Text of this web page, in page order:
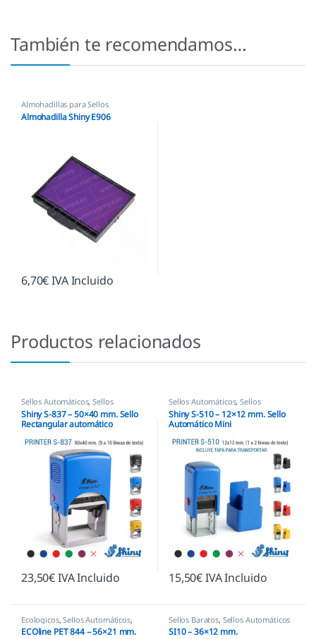
También te recomendamos…
Almohadillas para Sellos
Automáticos ,Almohadillas Shiny
Almohadilla Shiny E906
6,70€IVA Incluido
Productos relacionados
Sellos Automáticos,Sellos
empresas,Shiny
Shiny S-837 – 50×40 mm. Sello
Rectangular automático
23,50€IVA Incluido
Sellos Automáticos,Sellos
empresas,Shiny
Shiny S-510 – 12×12 mm. Sello
Automático Mini
15,50€IVA Incluido
Ecologicos,Sellos Automáticos,
Shiny
ECOline PET 844 – 56×21 mm.
Sellos Baratos, Sellos Automáticos
SI10 – 36×12 mm.